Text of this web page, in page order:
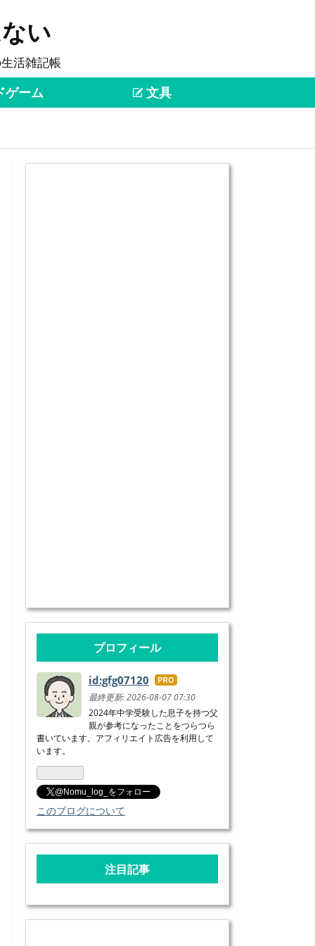
い
活雑記帳
ーム 文具
プロフィール
id:gfg07120 はて
なブ
ログ
Pro
最終更新:2026-08-07 07:30
2024年中学受験した息子を持つ父
親が参考になったことをつらつら
書いています。アフィリエイト広告を利用して
います。
@Nomu_log_をフォロー
このブログについて
注目記事